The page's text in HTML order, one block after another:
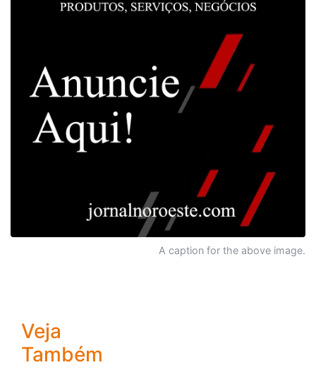
A caption for the above image.
Veja
Também